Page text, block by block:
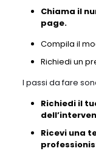
Chiama il
page.
Compila il
Richiedi un
I passi da fare
Richiedi il
Ricevi una